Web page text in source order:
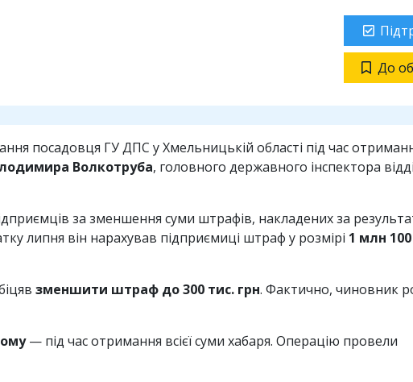
До
посадовця ГУ ДПС у Хмельницькій області під час
Волкотруба, головного державного інспектора
за зменшення суми штрафів, накладених за
липня він нарахував підприємиці штраф у розмірі 1 млн
зменшити штраф до 300 тис. грн. Фактично, чиновник
— під час отримання всієї суми хабаря. Операцію провели